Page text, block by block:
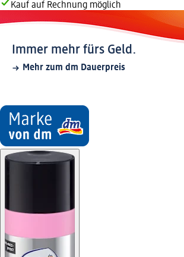
Kauf auf Rechnung möglich
Immer mehr fürs Geld.
Mehr zum dm Dauerpreis